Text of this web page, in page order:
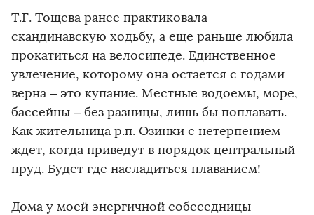
Т.Г. Тощева ранее практиковала
скандинавскую ходьбу, а еще раньше любила
прокатиться на велосипеде. Единственное
увлечение, которому она остается с годами
верна – это купание. Местные водоемы, море,
бассейны – без разницы, лишь бы поплавать.
Как жительница р.п. Озинки с нетерпением
ждет, когда приведут в порядок центральный
пруд. Будет где насладиться плаванием!
Дома у моей энергичной собеседницы